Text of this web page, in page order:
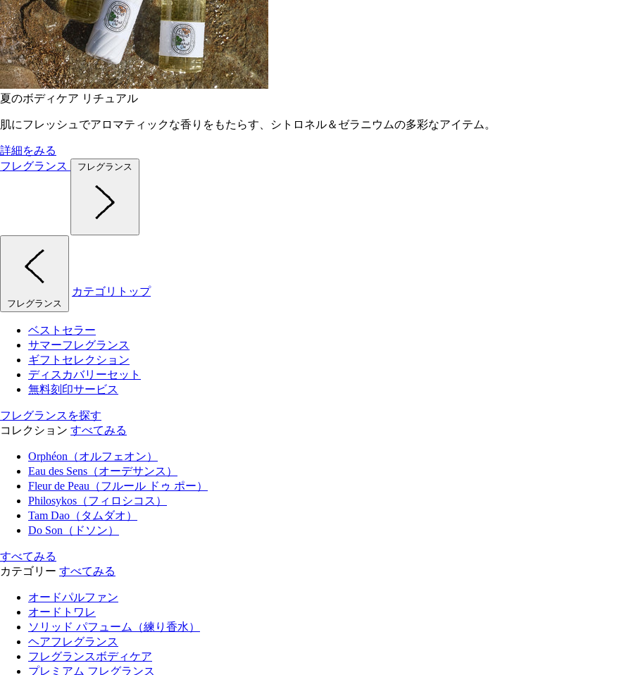
夏のボディケア リチュアル
肌にフレッシュでアロマティックな香りをもたらす、シトロネル＆ゼラニウムの多彩なアイテム。
詳細をみる
フレグランス
フレグランス
フレグランス
カテゴリトップ
ベストセラー
サマーフレグランス
ギフトセレクション
ディスカバリーセット
無料刻印サービス
フレグランスを探す
コレクション すべてみる
Orphéon（オルフェオン）
Eau des Sens（オーデサンス）
Fleur de Peau（フルール ドゥ ポー）
Philosykos（フィロシコス）
Tam Dao（タムダオ）
Do Son（ドソン）
すべてみる
カテゴリー すべてみる
オードパルファン
オードトワレ
ソリッド パフューム（練り香水）
ヘアフレグランス
フレグランスボディケア
プレミアム フレグランス